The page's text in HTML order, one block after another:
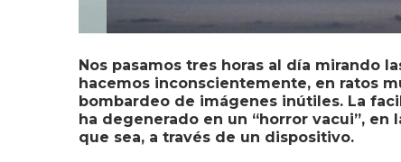
Nos pasamos tres horas al día mirando
hacemos inconscientemente, en ratos
bombardeo de imágenes inútiles. La
ha degenerado en un “horror vacui”,
que sea, a través de un dispositivo.